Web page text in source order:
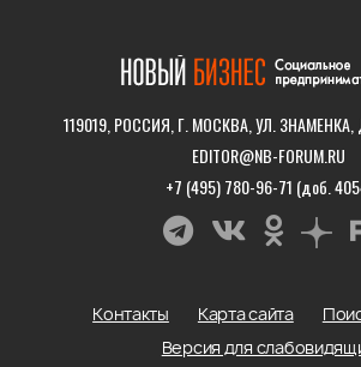
119019, РОССИЯ, Г. МОСКВА, УЛ. ЗНАМЕНКА,
EDITOR@NB-FORUM.RU
+7 (495) 780-96-71 (доб.
Контакты Карта сайта
Версия для